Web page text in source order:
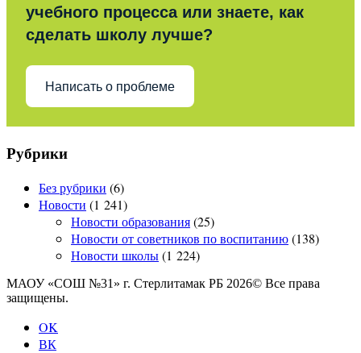
учебного процесса или знаете, как
сделать школу лучше?
Написать о проблеме
Рубрики
Без рубрики (6)
Новости (1 241)
Новости образования(25)
Новости от советников по воспитанию(138)
Новости школы(1 224)
МАОУ «СОШ №31» г. Стерлитамак РБ 2026© Все права
защищены.
OK
ВК